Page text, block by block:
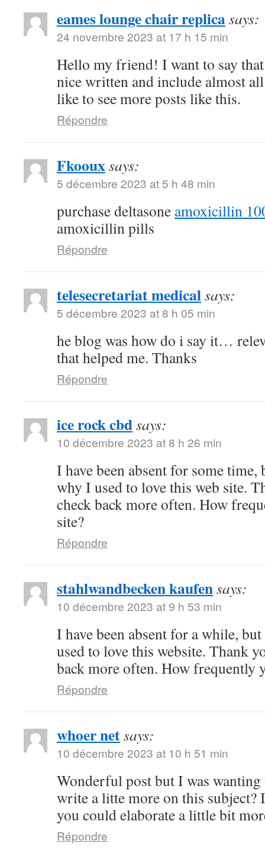
eames lounge chair replicasays:
24 novembre 2023 at 17 h 15 min
Hello my friend! I want to say
nice written and include almost
like to see more posts like this.
Répondre
Fkoouxsays:
5 décembre 2023 at 5 h 48 min
purchase deltasone amoxicillin
amoxicillin pills
Répondre
telesecretariat medicalsays:
5 décembre 2023 at 8 h 05 min
he blog was how do i say it…
that helped me. Thanks
Répondre
ice rock cbdsays:
10 décembre 2023 at 8 h 26 min
I have been absent for some
why I used to love this web site.
check back more often. How
site?
Répondre
stahlwandbecken kaufensays:
10 décembre 2023 at 9 h 53 min
I have been absent for a while,
used to love this website. Thank
back more often. How frequently
Répondre
whoer netsays:
10 décembre 2023 at 10 h 51 min
Wonderful post but I was
write a litte more on this subject?
you could elaborate a little bit
Répondre